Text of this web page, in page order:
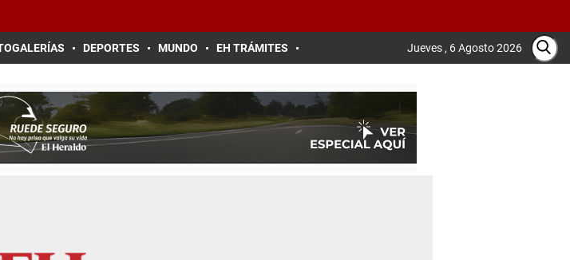
DEPORTES MUNDO EH TRÁMITES Jueves , 6 Agosto 2026